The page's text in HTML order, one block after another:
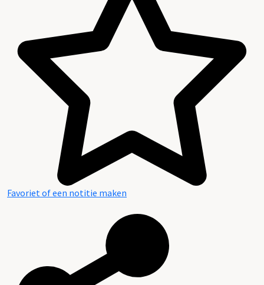
Favoriet of een notitie maken